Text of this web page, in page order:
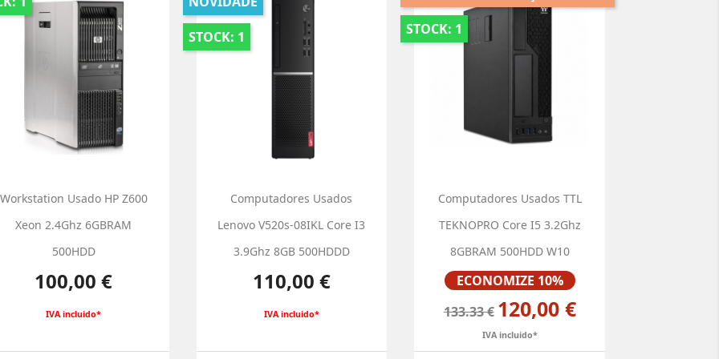
Workstation Usado HP Z600
Xeon 2.4Ghz 6GBRAM
500HDD
Preço
100,00 €
IVA incluido*
STOCK: 1
Computadores Usados
Lenovo V520s-08IKL Core I3
3.9Ghz 8GB 500HDDD
Preço
110,00 €
IVA incluido*
STOCK: 1
Computadores Usados TTL
TEKNOPRO Core I5 3.2Ghz
8GBRAM 500HDD W10
Preço
ECONOMIZE 10%
133.33 € 120,00 €
IVA incluido*